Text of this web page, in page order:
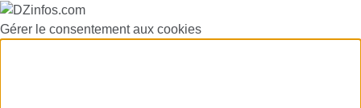
Gérer le consentement aux cookies